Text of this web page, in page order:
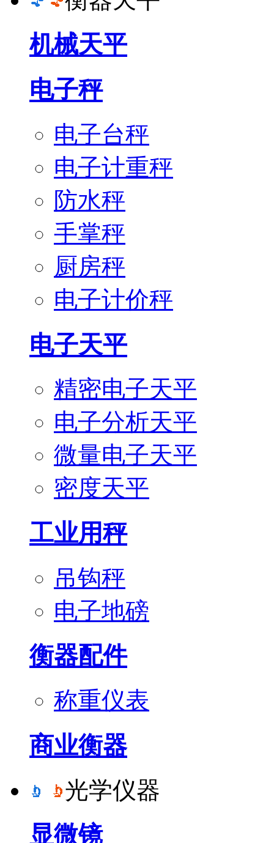
机械天平
电子秤
电子台秤
电子计重秤
防水秤
手掌秤
厨房秤
电子计价秤
电子天平
精密电子天平
电子分析天平
微量电子天平
密度天平
工业用秤
吊钩秤
电子地磅
衡器配件
称重仪表
商业衡器
光学仪器
显微镜